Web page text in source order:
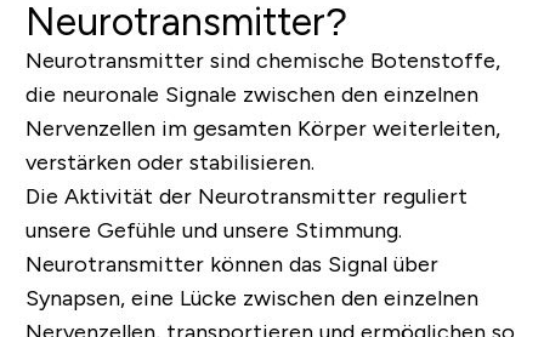
Neurotransmitter?
Neurotransmitter sind chemische Botenstoffe,
die neuronale Signale zwischen den einzelnen
Nervenzellen im gesamten Körper weiterleiten,
verstärken oder stabilisieren.
Die Aktivität der Neurotransmitter reguliert
unsere Gefühle und unsere Stimmung.
Neurotransmitter können das Signal über
Synapsen, eine Lücke zwischen den einzelnen